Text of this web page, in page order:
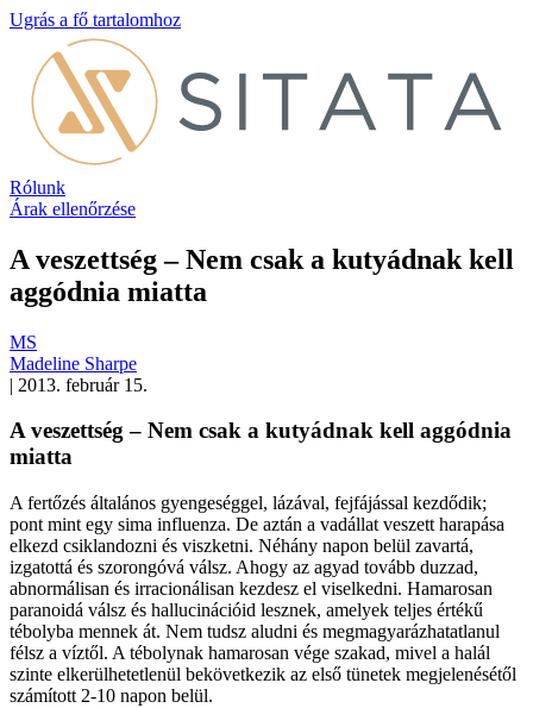
Ugrás a fő tartalomhoz
Rólunk
Árak ellenőrzése
A veszettség – Nem csak a kutyádnak kell
aggódnia miatta
MS
Madeline Sharpe
| 2013. február 15.
A veszettség – Nem csak a kutyádnak kell aggódnia
miatta
A fertőzés általános gyengeséggel, lázával, fejfájással kezdődik;
pont mint egy sima influenza. De aztán a vadállat veszett harapása
elkezd csiklandozni és viszketni. Néhány napon belül zavartá,
izgatottá és szorongóvá válsz. Ahogy az agyad tovább duzzad,
abnormálisan és irracionálisan kezdesz el viselkedni. Hamarosan
paranoidá válsz és hallucinációid lesznek, amelyek teljes értékű
tébolyba mennek át. Nem tudsz aludni és megmagyarázhatatlanul
félsz a víztől. A tébolynak hamarosan vége szakad, mivel a halál
szinte elkerülhetetlenül bekövetkezik az első tünetek megjelenésétől
számított 2-10 napon belül.